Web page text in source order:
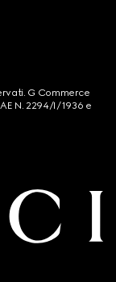
G Commerce
N. 2294/I/1936 e